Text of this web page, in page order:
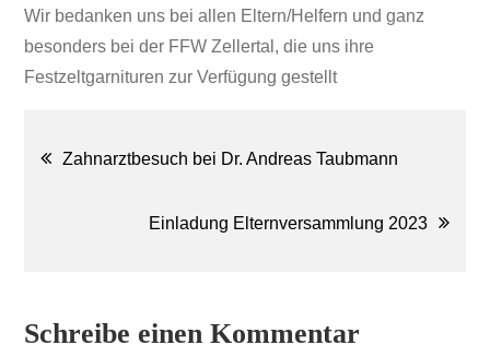
Wir bedanken uns bei allen Eltern/Helfern und ganz
besonders bei der FFW Zellertal, die uns ihre
Festzeltgarnituren zur Verfügung gestellt
Beitragsnavigation
Zahnarztbesuch bei Dr. Andreas Taubmann
Einladung Elternversammlung 2023
Schreibe einen Kommentar